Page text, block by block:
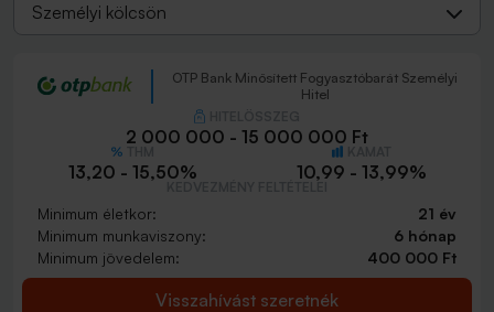
Személyi kölcsön
OTP Bank Minősített Fogyasztóbarát Személyi
Hitel
2 000 000 - 15 000 000 Ft
13,20 - 15,50% 10,99 - 13,99%
Minimum életkor:
21 év
Minimum munkaviszony:
6 hónap
Minimum jövedelem:
400 000 Ft
Visszahívást szeretnék